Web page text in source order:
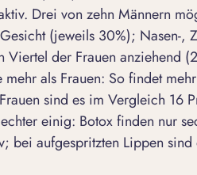
Drei von zehn Männern
(jeweils 30%); Nasen-,
Viertel der Frauen anziehend
als Frauen: So findet
sind es im Vergleich 16
einig: Botox finden nur
bei aufgespritzten Lippen